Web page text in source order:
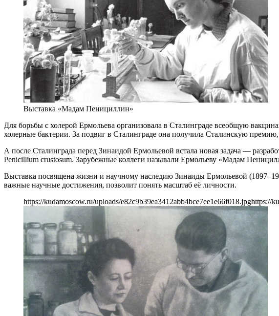
Выставка «Мадам Пенициллин»
Для борьбы с холерой Ермольева организовала в Сталинграде всеобщую
холерные бактерии. За подвиг в Сталинграде она получила Сталинскую
А после Сталинграда перед Зинаидой Ермольевой встала новая задача —
Penicillium crustosum. Зарубежные коллеги называли Ермольеву «Мадам
Выставка посвящена жизни и научному наследию Зинаиды Ермольевой
важные научные достижения, позволит понять масштаб её личности.
https://kudamoscow.ru/uploads/e82c9b39ea3412abb4bce7ee1e66f018.jpghttps://